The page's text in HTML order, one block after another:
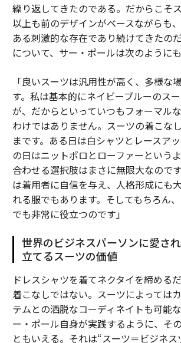
繰り返してきたのである。だからこそ
以上も前のデザインがベースながらも
ある刺激的な存在であり続けてきたの
について、サー・ポールは次のようにも
「良いスーツは汎用性が高く、多様な
す。私は基本的にネイビーブルーのス
が、だからといっていつもフォーマル
わけではありません。スーツの着こな
まです。ある日は白シャツとレースア
の日はニットポロとローファーという
合わせる選択肢はまさに無限大なので
は着用者に自信を与え、人格形成にも
れる服でもあります。そしてもちろん
でも非常に役立つのです」
世界のビジネスパーソンに愛さ
立てるスーツの価値
ドレスシャツを着てネクタイを締める
着こなしではない。スーツによっては
テムとの洒脱なコーディネイトも可能
ー・ポール自身が実践するように、そ
ともいえる。それは“スーツ＝ビジネ